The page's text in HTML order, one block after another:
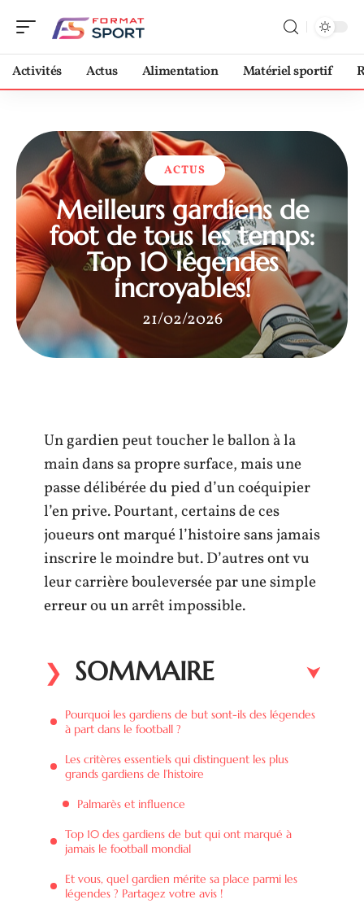
Activités Actus Alimentation Matériel sportif
ACTUS
Meilleurs gardiens de
foot de tous les temps:
Top 10 légendes
incroyables!
21/02/2026
Un gardien peut toucher le ballon à la
main dans sa propre surface, mais une
passe délibérée du pied d’un coéquipier
l’en prive. Pourtant, certains de ces
joueurs ont marqué l’histoire sans jamais
inscrire le moindre but. D’autres ont vu
leur carrière bouleversée par une simple
erreur ou un arrêt impossible.
SOMMAIRE
Pourquoi les gardiens de but sont-ils des légendes
à part dans le football ?
Les critères essentiels qui distinguent les plus
grands gardiens de l’histoire
Palmarès et influence
Top 10 des gardiens de but qui ont marqué à
jamais le football mondial
Et vous, quel gardien mérite sa place parmi les
légendes ? Partagez votre avis !